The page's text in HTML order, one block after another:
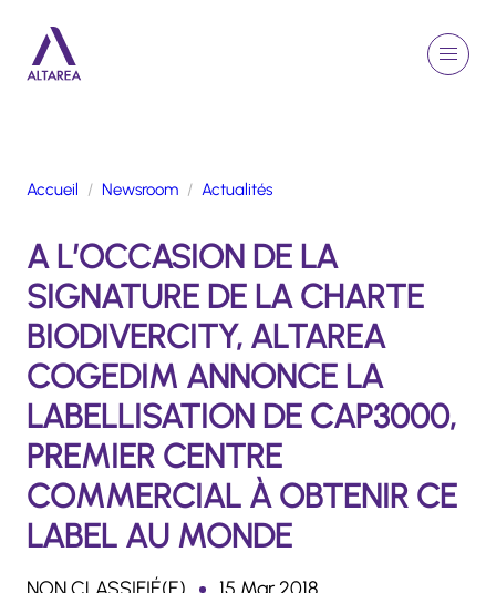
Menu
ACTIVITÉS
ENGAGEMENTS
TALENTS
FINANCE
NEWSROOM
PORTFOLIO
Rechercher
Accueil Newsroom Actualités
A L’OCCASION DE LA
SIGNATURE DE LA CHARTE
BIODIVERCITY, ALTAREA
COGEDIM ANNONCE LA
LABELLISATION DE CAP3000,
PREMIER CENTRE
COMMERCIAL À OBTENIR CE
LABEL AU MONDE